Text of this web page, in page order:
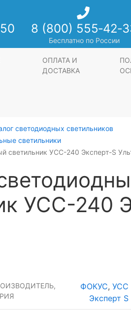
8 (800)
Бесплатно по России
ОПЛАТА И
ДОСТАВКА
светодиодных светильников
светильники
светильник УСС-240 Эксперт-S
УСС-240
ФОКУС, УСС
Эксперт S